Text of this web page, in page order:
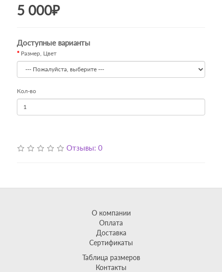
5 000₽
Доступные варианты
Размер, Цвет
Кол-во
Отзывы: 0
О компании
Оплата
Доставка
Сертификаты
Таблица размеров
Контакты